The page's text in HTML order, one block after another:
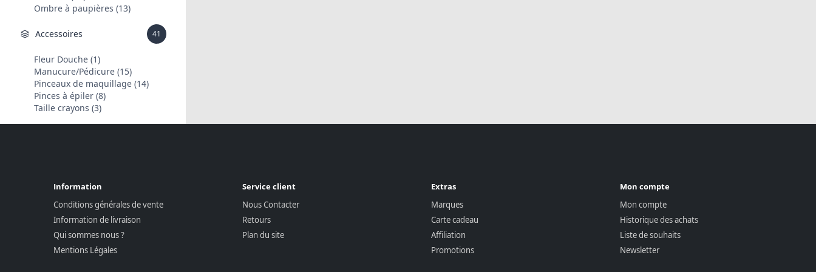
Ombre à paupières (13)
Accessoires 41
Fleur Douche (1)
Manucure/Pédicure (15)
Pinceaux de maquillage (14)
Pinces à épiler (8)
Taille crayons (3)
Information
Conditions générales de vente
Information de livraison
Qui sommes nous ?
Mentions Légales
Service client
Nous Contacter
Retours
Plan du site
Extras
Marques
Carte cadeau
Affiliation
Promotions
Mon compte
Mon compte
Historique des achats
Liste de souhaits
Newsletter